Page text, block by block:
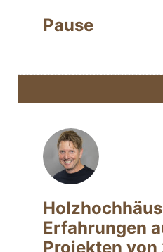
Pause
Erfahrungen
Projekten von